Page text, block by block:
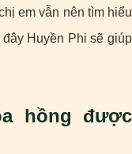
em vẫn nên tìm hiểu
Huyền Phi sẽ giúp
hồng được